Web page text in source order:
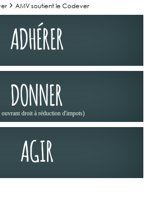
AMV soutient le Codever
ADHÉRER
DONNER
ouvrant droit à réduction d'impots)
AGIR